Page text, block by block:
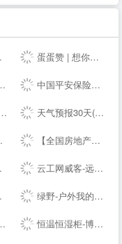
蛋蛋赞 | 想你所想,看你所看!
中国平安保险集团提供专业的保险、银行、投资、贷款、理财服务
天气预报30天(一个月)天气查询，天气预报未来15、20、30天 - 30天天气
【全国房地产门户|房地产网】-实播看房抢优惠-全国房天下
云工网威客-远程工作、按需雇佣，灵活用工人才共享平台
绿野-户外我的生活-绿野活动
恒温恒湿柜-博物馆展柜-展柜恒湿机-除湿加湿一体机-投影机恒温箱